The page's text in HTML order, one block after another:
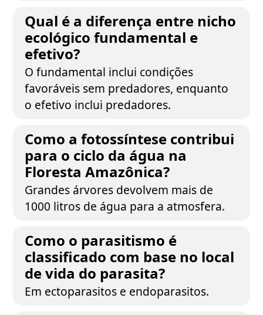
Qual é a diferença entre nicho
ecológico fundamental e
efetivo?
O fundamental inclui condições
favoráveis sem predadores, enquanto
o efetivo inclui predadores.
Como a fotossíntese contribui
para o ciclo da água na
Floresta Amazônica?
Grandes árvores devolvem mais de
1000 litros de água para a atmosfera.
Como o parasitismo é
classificado com base no local
de vida do parasita?
Em ectoparasitos e endoparasitos.